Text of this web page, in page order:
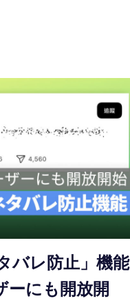
バレ防止」機能
ーにも開放開